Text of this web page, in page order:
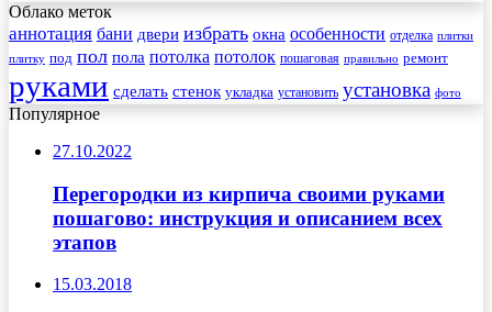
Облако меток
аннотация бани двери избрать окна особенности отделка плитки
плитку под пол пола потолка потолок пошаговая правильно ремонт
руками сделать стенок укладка установить установка фото
Популярное
27.10.2022
Перегородки из кирпича своими руками
пошагово: инструкция и описанием всех
этапов
15.03.2018